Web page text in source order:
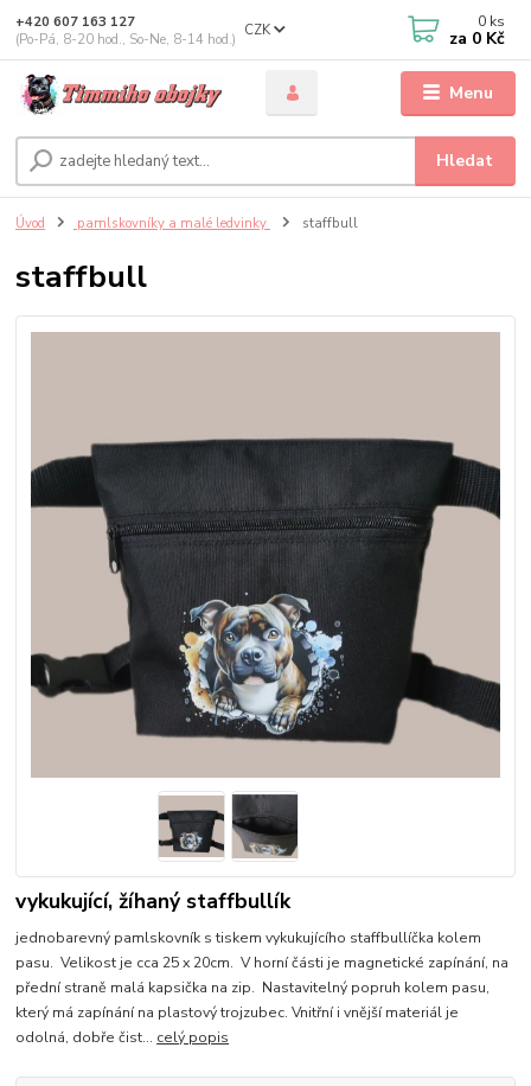
Menu
CZK
Hledat
+420 607 163 127
(Po-Pá, 8-20 hod., So-Ne, 8-14 hod.)
0 ks
za 0 Kč
Úvod pamlskovníky a malé ledvinky staffbull
staffbull
vykukující, žíhaný staffbullík
jednobarevný pamlskovník s tiskem vykukujícího staffbullíčka kolem
pasu. Velikost je cca 25 x 20cm. V horní části je magnetické zapínání, na
přední straně malá kapsička na zip. Nastavitelný popruh kolem pasu,
který má zapínání na plastový trojzubec. Vnitřní i vnější materiál je
odolná, dobře čist... celý popis